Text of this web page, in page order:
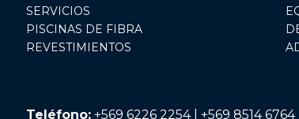
SERVICIOS
PISCINAS DE FIBRA
REVESTIMIENTOS
Teléfono: +569 6226 2254 | +569 8514 6764